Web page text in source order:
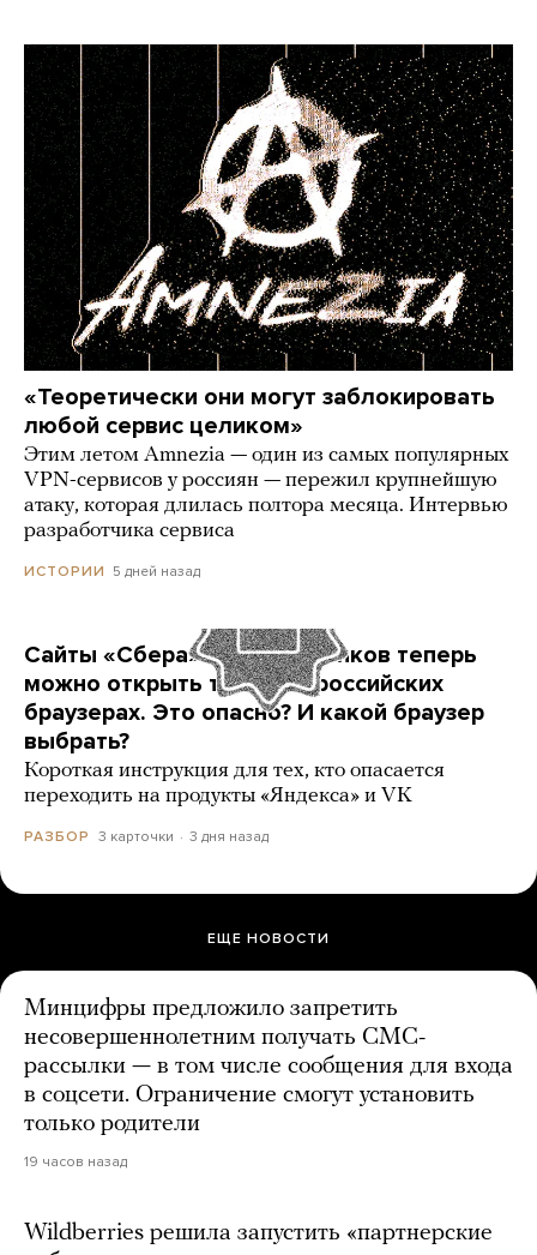
«Теоретически они могут заблокировать
любой сервис целиком»
Этим летом Amnezia — один из самых популярных
VPN-сервисов у россиян — пережил крупнейшую
атаку, которая длилась полтора месяца. Интервью
разработчика сервиса
ИСТОРИИ 5 дней назад
Сайты «Сбера» и других банков теперь
можно открыть только в российских
браузерах. Это опасно? И какой браузер
выбрать?
Короткая инструкция для тех, кто опасается
переходить на продукты «Яндекса» и VK
РАЗБОР 3 карточки 3 дня назад
ЕЩЕ НОВОСТИ
Минцифры предложило запретить
несовершеннолетним получать СМС-
рассылки — в том числе сообщения для входа
в соцсети. Ограничение смогут установить
только родители
19 часов назад
Wildberries решила запустить «партнерские